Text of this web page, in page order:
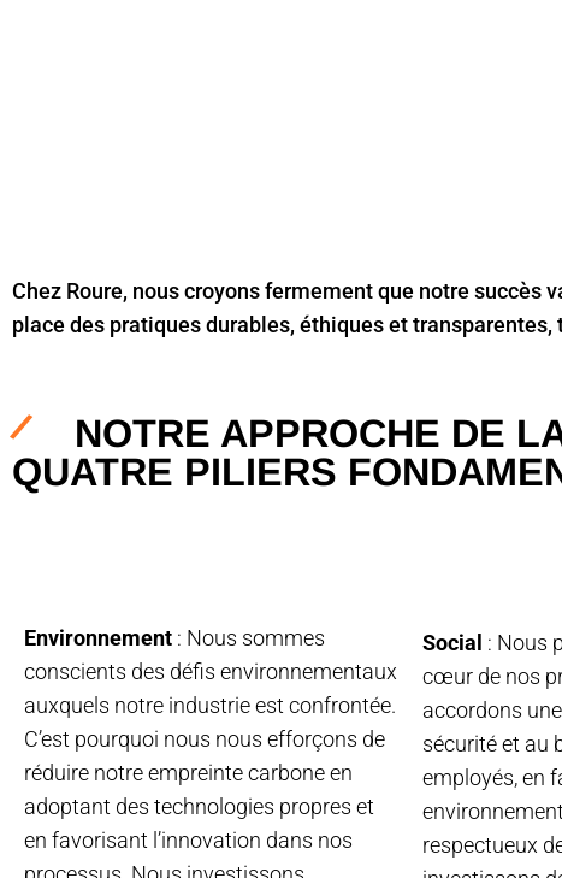
Chez Roure, nous croyons fermement que notre succès
place des pratiques durables, éthiques et
NOTRE APPROCHE DE
QUATRE PILIERS
Environnement : Nous sommes
conscients des défis environnementaux
auxquels notre industrie est confrontée.
C’est pourquoi nous nous efforçons de
réduire notre empreinte carbone en
adoptant des technologies propres et
en favorisant l’innovation dans nos
Social : Nous
cœur de nos
accordons
sécurité et au
employés, en
respectueux